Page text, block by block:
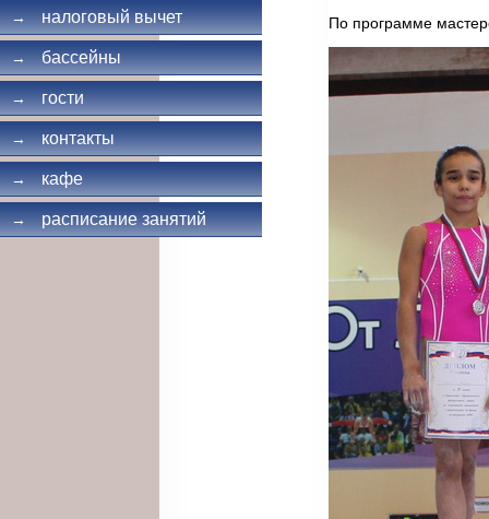
→ налоговый вычет
→ бассейны
→ гости
→ контакты
→ кафе
→ расписание занятий
По программе